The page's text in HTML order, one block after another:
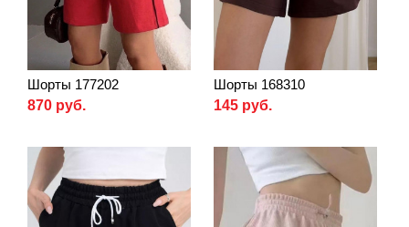
Шорты 177202
870 руб.
Шорты 168310
145 руб.